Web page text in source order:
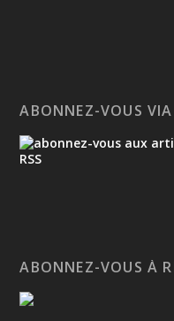
ABONNEZ-VOUS VIA
ABONNEZ-VOUS À